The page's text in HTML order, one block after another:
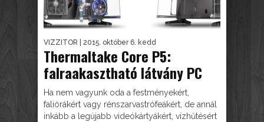
VIZZITOR | 2015. október 6. kedd
Thermaltake Core P5:
falraakasztható látvány PC
Ha nem vagyunk oda a festményekért,
faliórákért vagy rénszarvastrófeákért, de annál
inkább a legújabb videókártyákért, vízhűtésért